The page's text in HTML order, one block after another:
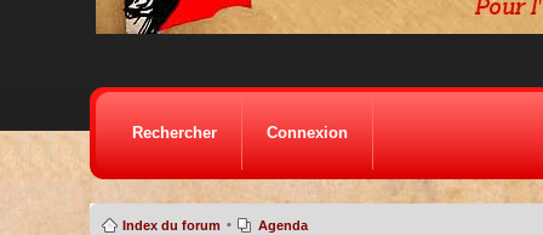
Rechercher Connexion
Index du forum • Agenda